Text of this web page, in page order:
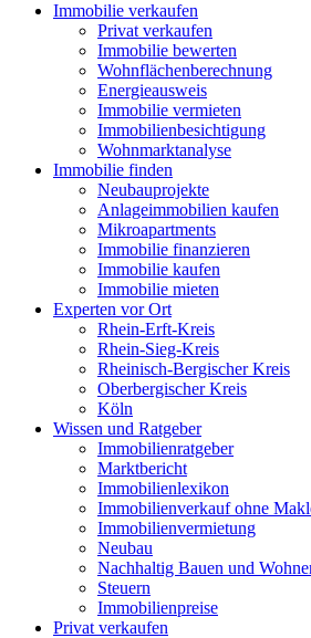
Immobilie verkaufen
Privat verkaufen
Immobilie bewerten
Wohnflächenberechnung
Energieausweis
Immobilie vermieten
Immobilienbesichtigung
Wohnmarktanalyse
Immobilie finden
Neubauprojekte
Anlageimmobilien kaufen
Mikroapartments
Immobilie finanzieren
Immobilie kaufen
Immobilie mieten
Experten vor Ort
Rhein-Erft-Kreis
Rhein-Sieg-Kreis
Rheinisch-Bergischer Kreis
Oberbergischer Kreis
Köln
Wissen und Ratgeber
Immobilienratgeber
Marktbericht
Immobilienlexikon
Immobilienverkauf ohne
Immobilienvermietung
Neubau
Nachhaltig Bauen und
Steuern
Immobilienpreise
Privat verkaufen